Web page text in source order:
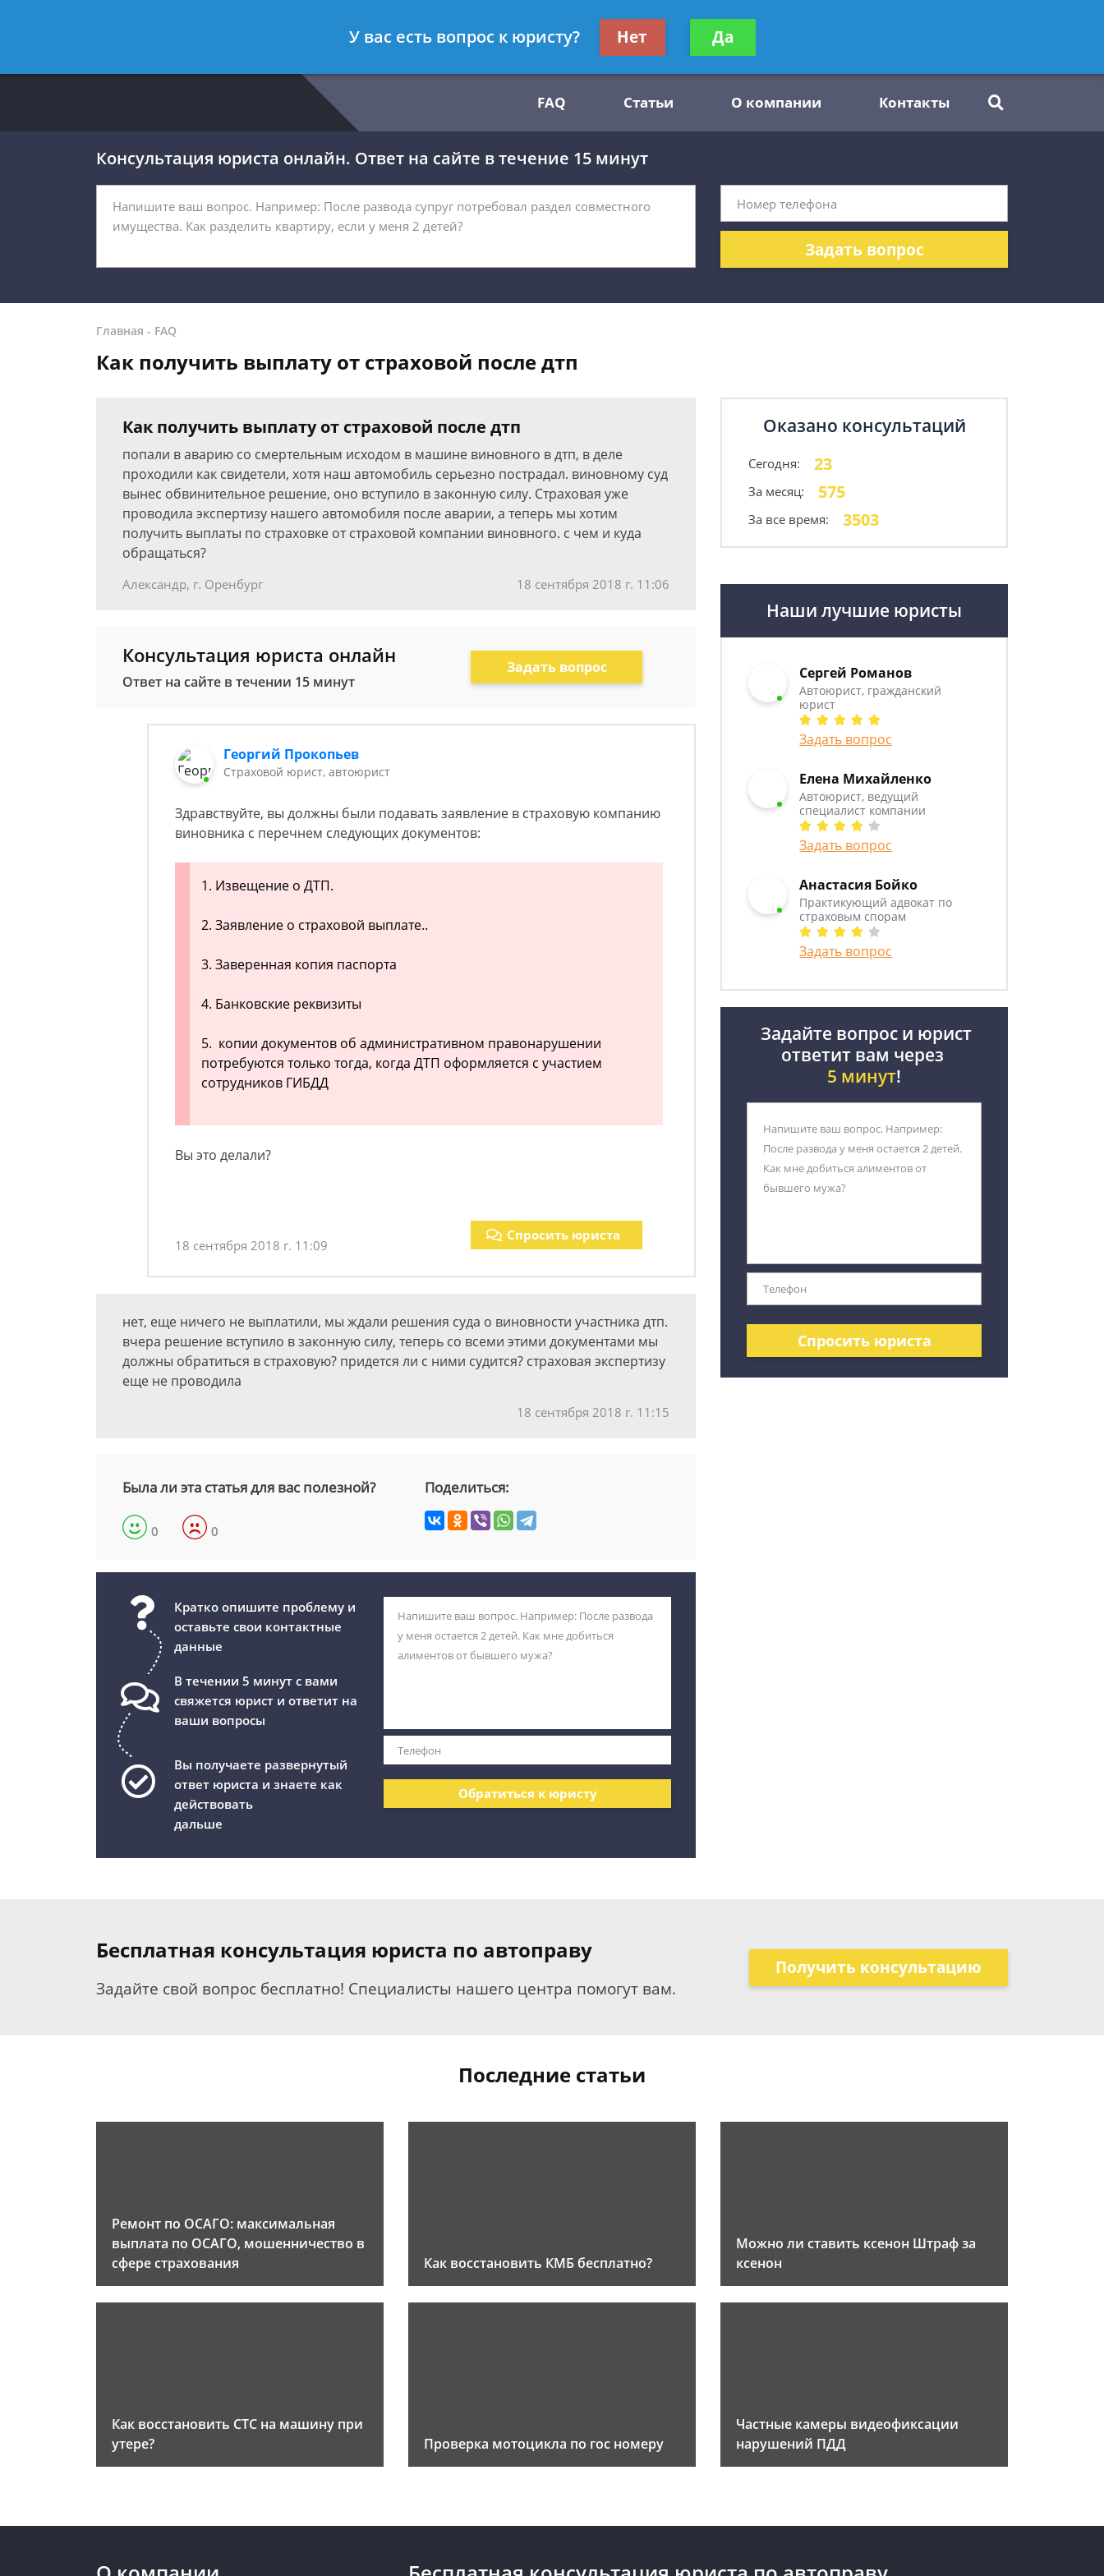
8 812 467-32-54
Получите консультацию
бесплатно
FAQ Статьи О компании Контакты
Консультация юриста онлайн. Ответ на сайте в течение 15 минут
Задать вопрос
Главная - FAQ
Как получить выплату от страховой после дтп
Как получить выплату от страховой после дтп
попали в аварию со смертельным исходом в машине виновного в дтп, в деле
проходили как свидетели, хотя наш автомобиль серьезно пострадал. виновному суд
вынес обвинительное решение, оно вступило в законную силу. Cтраховая уже
проводила экспертизу нашего автомобиля после аварии, а теперь мы хотим
получить выплаты по страховке от страховой компании виновного. с чем и куда
обращаться?
Александр, г. Оренбург 18 сентября 2018 г. 11:06
Консультация юриста онлайн
Ответ на сайте в течении 15 минут
Задать вопрос
Георгий Прокопьев
Страховой юрист, автоюрист
Здравствуйте, вы должны были подавать заявление в страховую компанию
виновника с перечнем следующих документов:
1. Извещение о ДТП.
2. Заявление о страховой выплате..
3. Заверенная копия паспорта
4. Банковские реквизиты
5. копии документов об административном правонарушении
потребуются только тогда, когда ДТП оформляется с участием
сотрудников ГИБДД
Вы это делали?
18 сентября 2018 г. 11:09
Спросить юриста
нет, еще ничего не выплатили, мы ждали решения суда о виновности участника дтп.
вчера решение вступило в законную силу, теперь со всеми этими документами мы
должны обратиться в страховую? придется ли с ними судится? страховая экспертизу
еще не проводила
18 сентября 2018 г. 11:15
Была ли эта статья для вас полезной?
0 0
Поделиться:
Кратко опишите проблему и
оставьте свои контактные
данные
В течении 5 минут с вами
свяжется юрист и ответит на
ваши вопросы
Вы получаете развернутый
ответ юриста и знаете как
действовать
дальше
Обратиться к юристу
Оказано консультаций
Сегодня: 23
За месяц: 575
За все время: 3503
Наши лучшие юристы
Сергей Романов
Автоюрист, гражданский
юрист
Задать вопрос
Елена Михайленко
Автоюрист, ведущий
специалист компании
Задать вопрос
Анастасия Бойко
Практикующий адвокат по
страховым спорам
Задать вопрос
Задайте вопрос и юрист
ответит вам через
5 минут!
Спросить юриста
Бесплатная консультация юриста по автоправу
Задайте свой вопрос бесплатно! Специалисты нашего центра помогут вам.
Получить консультацию
Последние статьи
Ремонт по ОСАГО: максимальная
выплата по ОСАГО, мошенничество в
сфере страхования
Как восстановить КМБ бесплатно?
Можно ли ставить ксенон Штраф за
ксенон
Как восстановить СТС на машину при
утере?
Проверка мотоцикла по гос номеру
Частные камеры видеофиксации
нарушений ПДД
У вас есть вопрос к юристу? Нет Да